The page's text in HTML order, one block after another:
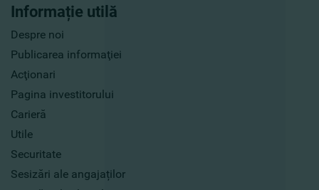
Informație utilă
Despre noi
Publicarea informaţiei
Acţionari
Pagina investitorului
Carieră
Utile
Securitate
Sesizări ale angajaților